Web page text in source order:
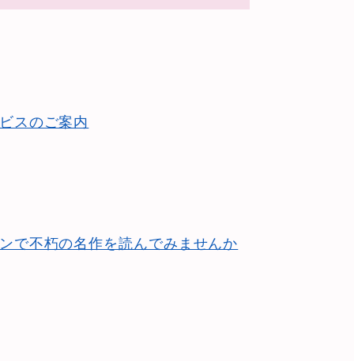
スのご案内
で不朽の名作を読んでみませんか